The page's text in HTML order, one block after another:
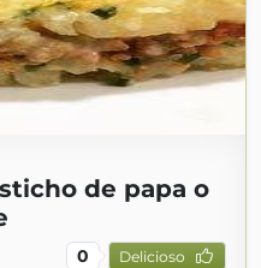
de papa o
0 Delicioso